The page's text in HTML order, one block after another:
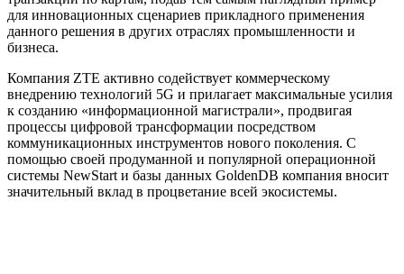
для инновационных сценариев прикладного применения
данного решения в других отраслях промышленности и
бизнеса.
Компания ZTE активно содействует коммерческому
внедрению технологий 5G и прилагает максимальные усилия
к созданию «информационной магистрали», продвигая
процессы цифровой трансформации посредством
коммуникационных инструментов нового поколения. С
помощью своей продуманной и популярной операционной
системы NewStart и базы данных GoldenDB компания вносит
значительный вклад в процветание всей экосистемы.